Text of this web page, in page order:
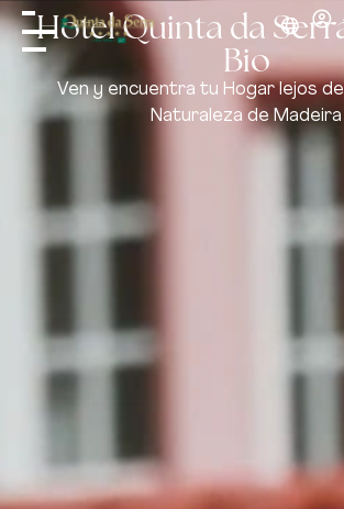
Hotel Quinta da
Bio
Ven y encuentra tu Hogar lejos
Naturaleza de Madeira